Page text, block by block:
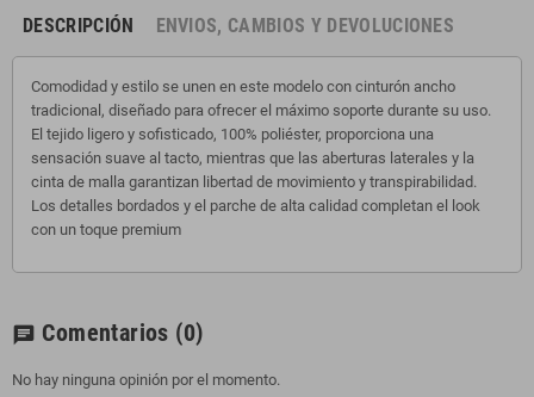
DESCRIPCIÓN ENVIOS, CAMBIOS Y DEVOLUCIONES
Comodidad y estilo se unen en este modelo con cinturón ancho
tradicional, diseñado para ofrecer el máximo soporte durante su uso.
El tejido ligero y sofisticado, 100% poliéster, proporciona una
sensación suave al tacto, mientras que las aberturas laterales y la
cinta de malla garantizan libertad de movimiento y transpirabilidad.
Los detalles bordados y el parche de alta calidad completan el look
con un toque premium
chat Comentarios (0)
No hay ninguna opinión por el momento.